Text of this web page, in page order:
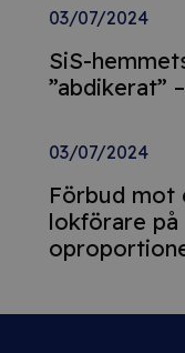
03/07/2024
SiS-
”abdikerat”
03/07/2024
Förbud mot
lokförare på